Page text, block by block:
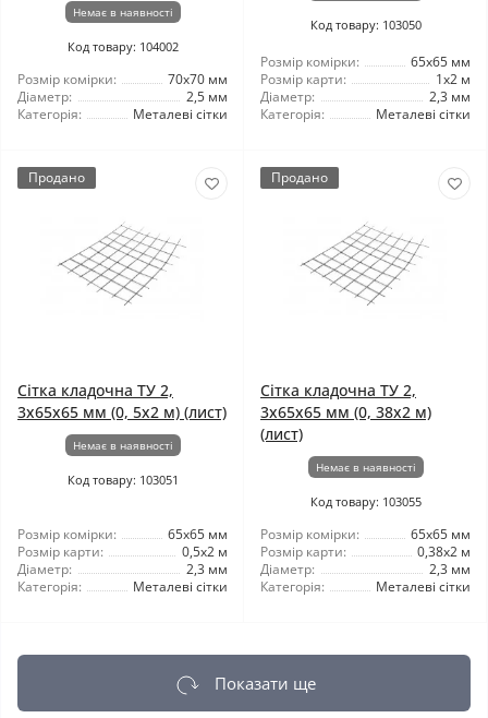
Немає в наявності
Код товару: 104002
Розмір комірки:
70x70 мм
Діаметр:
2,5 мм
Категорія:
Металеві сітки
Код товару: 103050
Розмір комірки:
65x65 мм
Розмір карти:
1x2 м
Діаметр:
2,3 мм
Категорія:
Металеві сітки
Продано
Сітка кладочна ТУ 2,
3x65x65 мм (0, 5x2 м) (лист)
Немає в наявності
Код товару: 103051
Розмір комірки:
65x65 мм
Розмір карти:
0,5x2 м
Діаметр:
2,3 мм
Категорія:
Металеві сітки
Продано
Сітка кладочна ТУ 2,
3x65x65 мм (0, 38x2 м)
(лист)
Немає в наявності
Код товару: 103055
Розмір комірки:
65x65 мм
Розмір карти:
0,38x2 м
Діаметр:
2,3 мм
Категорія:
Металеві сітки
Показати ще